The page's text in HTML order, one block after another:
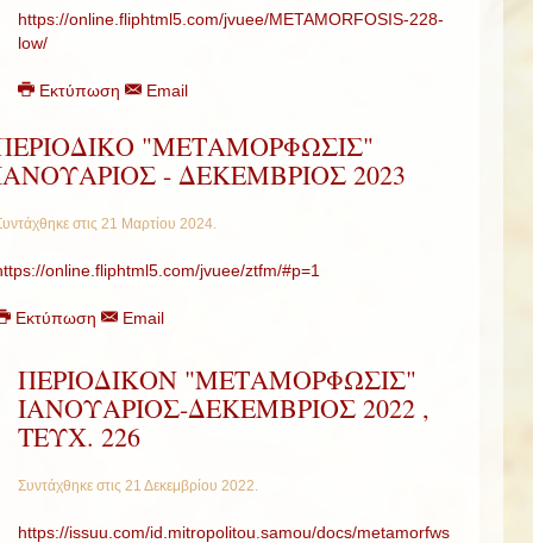
https://online.fliphtml5.com/jvuee/METAMORFOSIS-228-
low/
Εκτύπωση Email
"ΜΕΤΑΜΟΡΦΩΣΙΣ"
- ΔΕΚΕΜΒΡΙΟΣ 2023
στις 21 Μαρτίου 2024.
online.fliphtml5.com/jvuee/ztfm/#p=1
Εκτύπωση Email
ΠΕΡΙΟΔΙΚΟΝ "ΜΕΤΑΜΟΡΦΩΣΙΣ"
ΙΑΝΟΥΑΡΙΟΣ-ΔΕΚΕΜΒΡΙΟΣ 2022 ,
ΤΕΥΧ. 226
Συντάχθηκε στις 21 Δεκεμβρίου 2022.
https://issuu.com/id.mitropolitou.samou/docs/metamorfws